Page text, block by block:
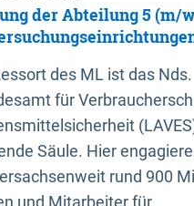
der Abteilung 5 (m/
des ML ist das Nds.
für
Säule. Hier
rund 900